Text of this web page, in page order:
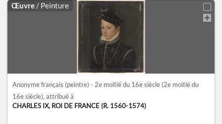
Œuvre / Peinture
Anonyme français (peintre) - 2e moitié du 16e siècle (2e moitié du
16e siècle), attribué à
CHARLES IX, ROI DE FRANCE (R. 1560-1574)